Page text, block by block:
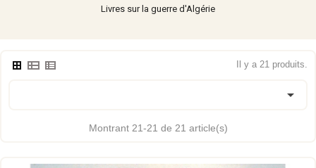
Livres sur la guerre d'Algérie
Il y a 21 produits.

Montrant 21-21 de 21 article(s)